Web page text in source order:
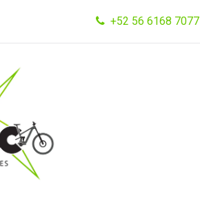
+52 56 6168 7077
Tienda